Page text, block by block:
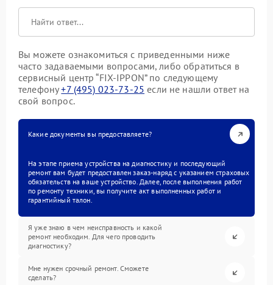
Вы можете ознакомиться с приведенными ниже
часто задаваемыми вопросами, либо обратиться в
сервисный центр “FIX-IPPON” по следующему
телефону+7 (495) 023-73-25 если не нашли ответ на
свой вопрос.
Какие документы вы предоставляете?
На этапе приема устройства на диагностику и последующий
ремонт вам будет предоставлен заказ-наряд с указанием страховых
обязательств на ваше устройство. Далее, после выполнения работ
по ремонту техники, вы получите акт выполненных работ и
гарантийный талон.
Я уже знаю в чем неисправность и какой
ремонт необходим. Для чего проводить
диагностику?
Мне нужен срочный ремонт. Сможете
сделать?